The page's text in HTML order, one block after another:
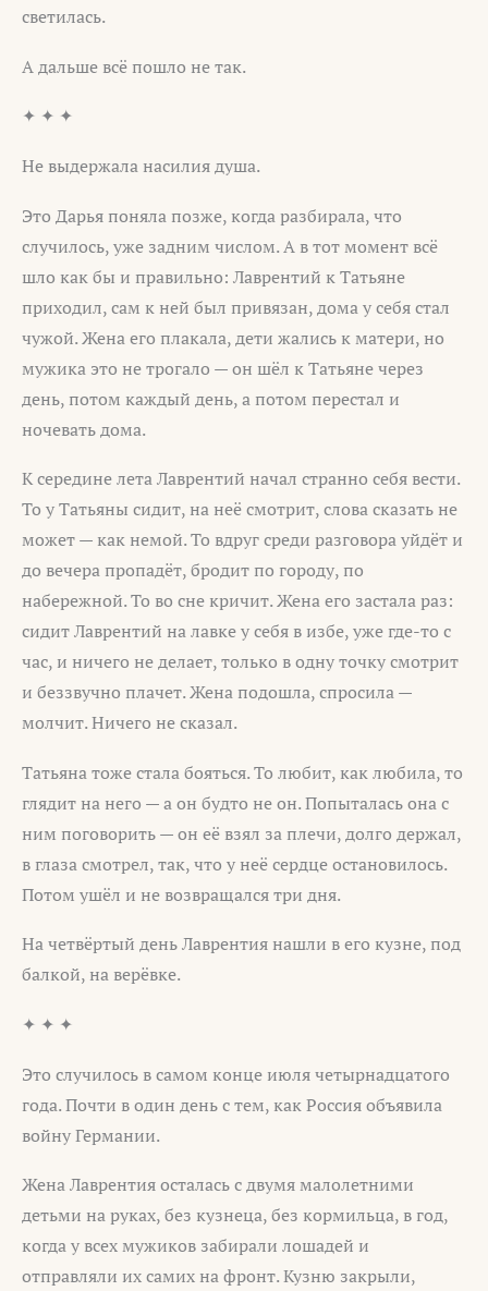
светилась.
А дальше всё пошло не так.
✦ ✦ ✦
Не выдержала насилия душа.
Это Дарья поняла позже, когда разбирала, что
случилось, уже задним числом. А в тот момент всё
шло как бы и правильно: Лаврентий к Татьяне
приходил, сам к ней был привязан, дома у себя стал
чужой. Жена его плакала, дети жались к матери, но
мужика это не трогало — он шёл к Татьяне через
день, потом каждый день, а потом перестал и
ночевать дома.
К середине лета Лаврентий начал странно себя вести.
То у Татьяны сидит, на неё смотрит, слова сказать не
может — как немой. То вдруг среди разговора уйдёт и
до вечера пропадёт, бродит по городу, по
набережной. То во сне кричит. Жена его застала раз:
сидит Лаврентий на лавке у себя в избе, уже где-то с
час, и ничего не делает, только в одну точку смотрит
и беззвучно плачет. Жена подошла, спросила —
молчит. Ничего не сказал.
Татьяна тоже стала бояться. То любит, как любила, то
глядит на него — а он будто не он. Попыталась она с
ним поговорить — он её взял за плечи, долго держал,
в глаза смотрел, так, что у неё сердце остановилось.
Потом ушёл и не возвращался три дня.
На четвёртый день Лаврентия нашли в его кузне, под
балкой, на верёвке.
✦ ✦ ✦
Это случилось в самом конце июля четырнадцатого
года. Почти в один день с тем, как Россия объявила
войну Германии.
Жена Лаврентия осталась с двумя малолетними
детьми на руках, без кузнеца, без кормильца, в год,
когда у всех мужиков забирали лошадей и
отправляли их самих на фронт. Кузню закрыли,